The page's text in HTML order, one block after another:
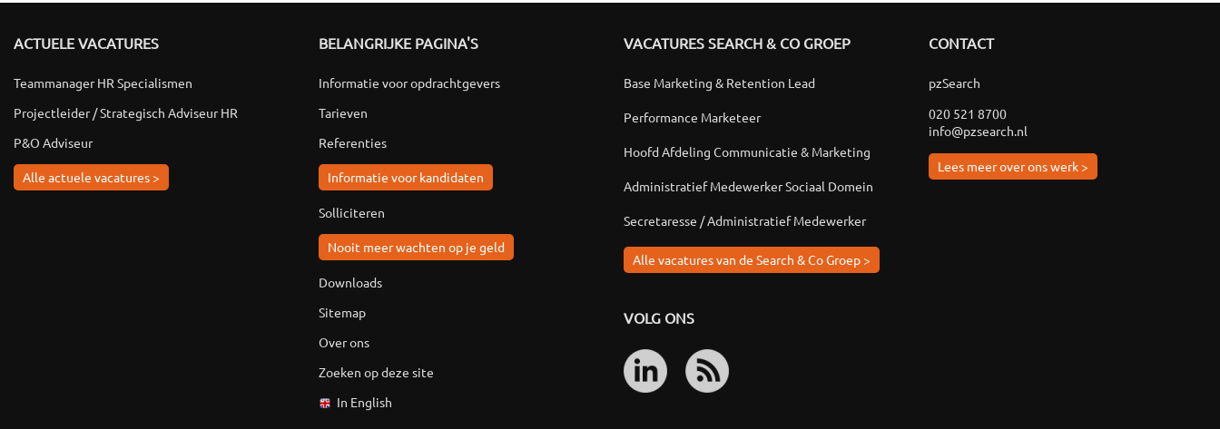
ACTUELE VACATURES
Teammanager HR Specialismen
Projectleider / Strategisch Adviseur HR
P&O Adviseur
Alle actuele vacatures >
BELANGRIJKE PAGINA'S
Informatie voor opdrachtgevers
Tarieven
Referenties
Informatie voor kandidaten
Solliciteren
Nooit meer wachten op je geld
Downloads
Sitemap
Over ons
Zoeken op deze site
In English
VACATURES SEARCH & CO GROEP
Base Marketing & Retention Lead
Performance Marketeer
Hoofd Afdeling Communicatie & Marketing
Administratief Medewerker Sociaal Domein
Secretaresse / Administratief Medewerker
Alle vacatures van de Search & Co Groep >
VOLG ONS
CONTACT
pzSearch
020 521 8700
info@pzsearch.nl
Lees meer over ons werk >